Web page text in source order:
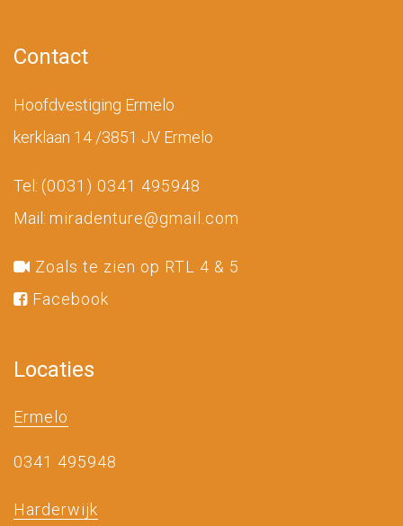
Contact
Hoofdvestiging Ermelo
kerklaan 14 /3851 JV Ermelo
Tel: (0031) 0341 495948
Mail: miradenture@gmail.com
Zoals te zien op RTL 4 & 5
Facebook
Locaties
Ermelo
0341 495948
Harderwijk